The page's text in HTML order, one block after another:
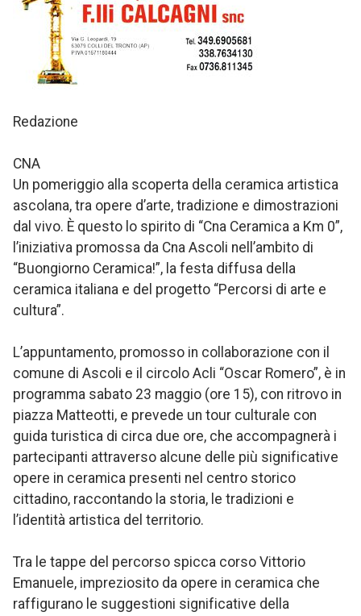
Redazione
CNA
Un pomeriggio alla scoperta della ceramica artistica
ascolana, tra opere d’arte, tradizione e dimostrazioni
dal vivo. È questo lo spirito di “Cna Ceramica a Km 0”,
l’iniziativa promossa da Cna Ascoli nell’ambito di
“Buongiorno Ceramica!”, la festa diffusa della
ceramica italiana e del progetto “Percorsi di arte e
cultura”.
L’appuntamento, promosso in collaborazione con il
comune di Ascoli e il circolo Acli “Oscar Romero”, è in
programma sabato 23 maggio (ore 15), con ritrovo in
piazza Matteotti, e prevede un tour culturale con
guida turistica di circa due ore, che accompagnerà i
partecipanti attraverso alcune delle più significative
opere in ceramica presenti nel centro storico
cittadino, raccontando la storia, le tradizioni e
l’identità artistica del territorio.
Tra le tappe del percorso spicca corso Vittorio
Emanuele, impreziosito da opere in ceramica che
raffigurano le suggestioni significative della